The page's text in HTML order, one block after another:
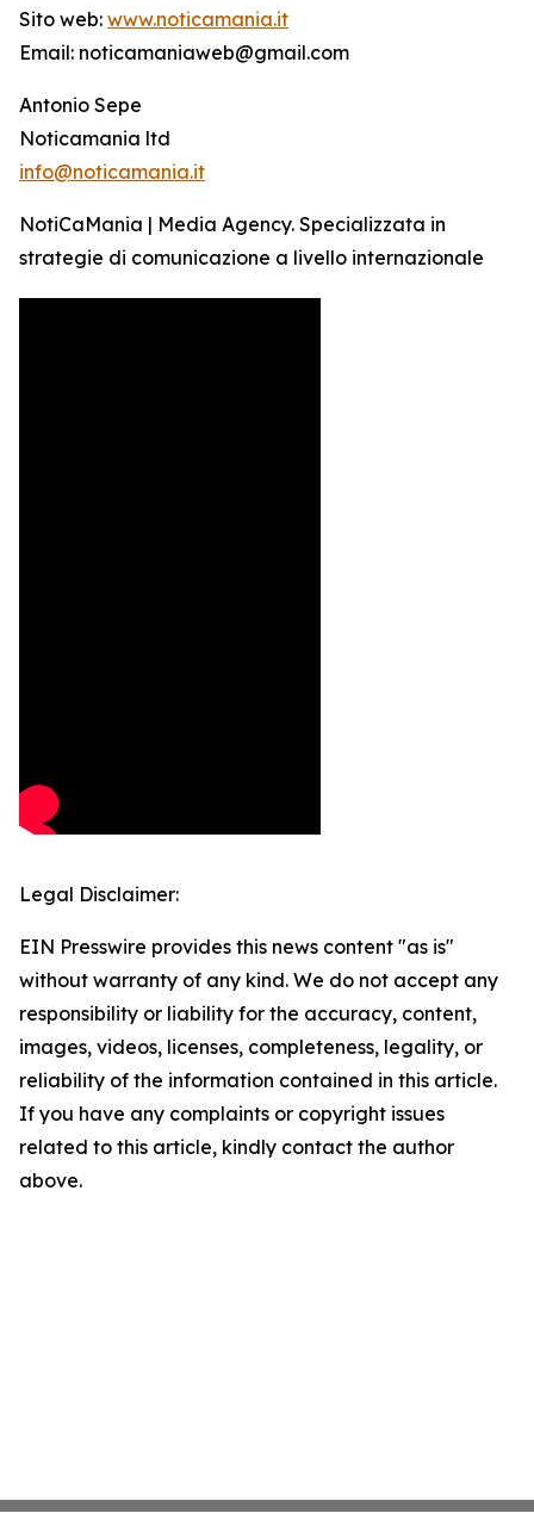
Sito web: www.noticamania.it
Email: noticamaniaweb@gmail.com
Antonio Sepe
Noticamania ltd
info@noticamania.it
NotiCaMania | Media Agency. Specializzata in
strategie di comunicazione a livello internazionale
Legal Disclaimer:
EIN Presswire provides this news content "as is"
without warranty of any kind. We do not accept any
responsibility or liability for the accuracy, content,
images, videos, licenses, completeness, legality, or
reliability of the information contained in this article.
If you have any complaints or copyright issues
related to this article, kindly contact the author
above.